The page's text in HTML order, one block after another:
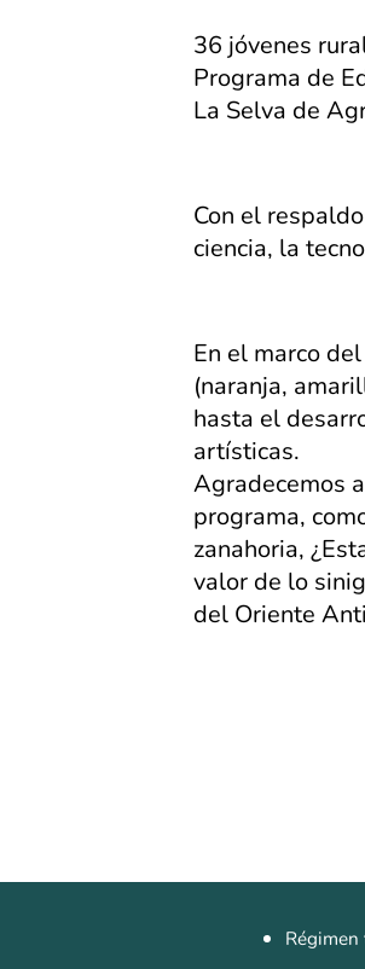
36 jóvenes
Programa de
La Selva de
Con el
ciencia, la
En el marco
(naranja,
hasta el
artísticas.
Agradecemos
programa,
zanahoria,
valor de lo
del Oriente